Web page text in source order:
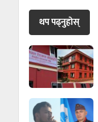
थप पढ्नुहाेस्